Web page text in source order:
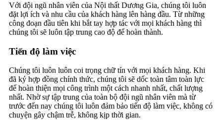
Với đội ngũ nhân viên của Nội thất Dương Gia, chúng tôi luôn
đặt lợi ích và nhu cầu của khách hàng lên hàng đầu. Từ những
công đoạn đầu tiên khi bắt tay hợp tác với mọi khách hàng thì
chúng tôi sẽ luôn tập trung cao độ để hoàn thành.
Tiến độ làm việc
Chúng tôi luôn luôn coi trọng chữ tín với mọi khách hàng. Khi
đã ký hợp đồng chính thức, chúng tôi sẽ dốc toàn tâm toàn lực
để hoàn thiện mọi công trình một cách nhanh nhất, chất lượng
nhất. Nhờ sự tập trung của toàn bộ đội ngũ nhân viên mà từ
trước đến nay chúng tôi luôn đảm bảo tiến độ làm việc, không có
chuyện gây chậm trễ, không kịp thời gian.